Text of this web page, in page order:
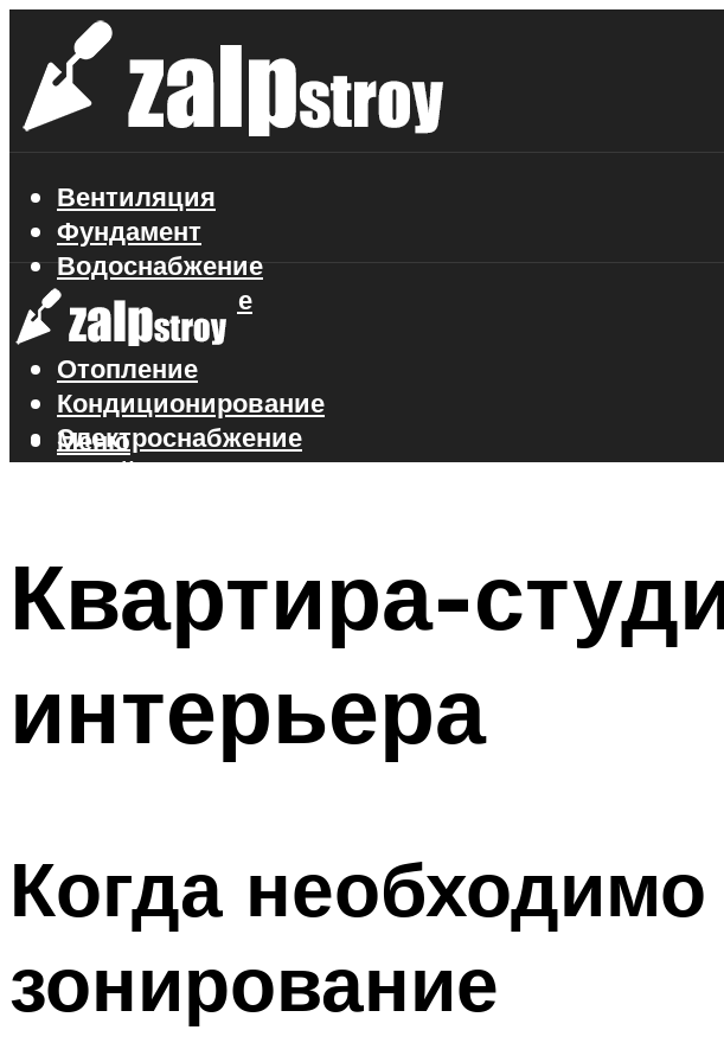
Вентиляция
Фундамент
Водоснабжение
Газоснабжение
Канализация
Отопление
Кондиционирование
Электроснабжение
Стройматериалы
Меню
Квартира-
интерьера
Когда
зонирование